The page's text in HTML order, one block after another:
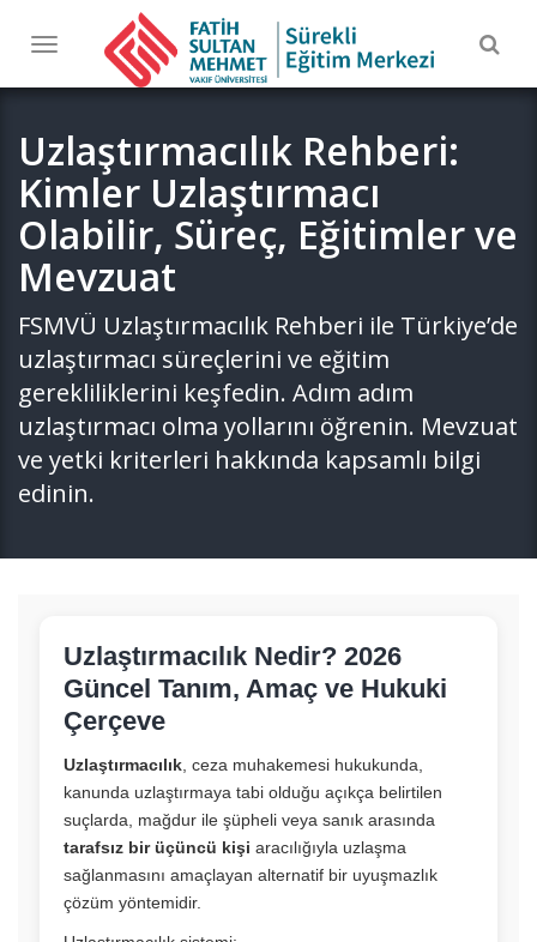
Toggle
navigation
Uzlaştırmacılık Rehberi:
Kimler Uzlaştırmacı
Olabilir, Süreç, Eğitimler ve
Mevzuat
FSMVÜ Uzlaştırmacılık Rehberi ile Türkiye’de
uzlaştırmacı süreçlerini ve eğitim
gerekliliklerini keşfedin. Adım adım
uzlaştırmacı olma yollarını öğrenin. Mevzuat
ve yetki kriterleri hakkında kapsamlı bilgi
edinin.
Uzlaştırmacılık Nedir? 2026
Güncel Tanım, Amaç ve Hukuki
Çerçeve
Uzlaştırmacılık , ceza muhakemesi hukukunda,
kanunda uzlaştırmaya tabi olduğu açıkça belirtilen
suçlarda, mağdur ile şüpheli veya sanık arasında
tarafsız bir üçüncü kişi aracılığıyla uzlaşma
sağlanmasını amaçlayan alternatif bir uyuşmazlık
çözüm yöntemidir.